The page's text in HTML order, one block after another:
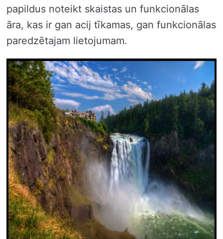
papildus noteikt skaistas un funkcionālas
āra, kas ir gan acij tīkamas, gan funkcionālas
paredzētajam lietojumam.